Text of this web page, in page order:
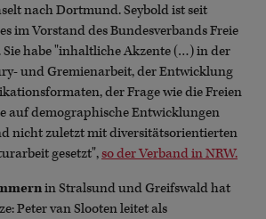
nach Dortmund. Seybold ist seit
im Vorstand des Bundesverbands Freie
Sie habe "inhaltliche Akzente (…) in der
und Gremienarbeit, der Entwicklung
der Frage wie die Freien
auf demographische Entwicklungen
nicht zuletzt mit diversitätsorientierten
gesetzt",so der Verband in NRW.
in Stralsund und Greifswald hat
Peter van Slooten leitet als